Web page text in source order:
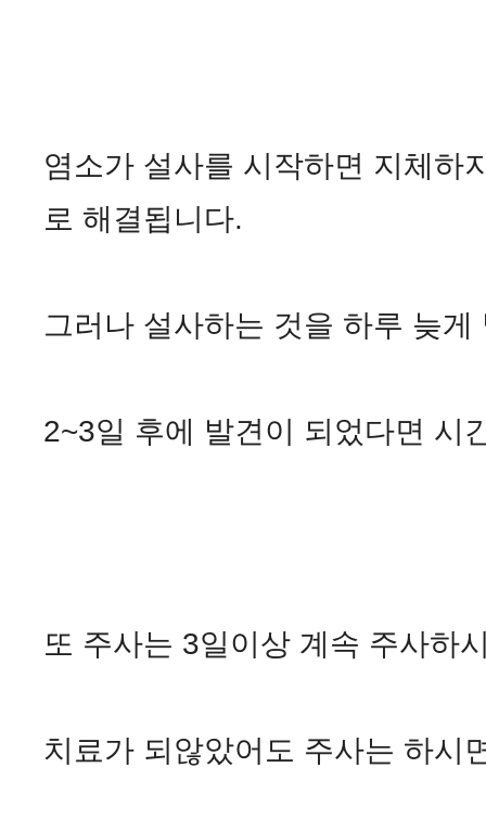
염소가 설사를 시작하면 지체하
로 해결됩니다.
그러나 설사하는 것을 하루 늦
2~3일 후에 발견이 되었다면 시
또 주사는 3일이상 계속 주사하
치료가 되않았어도 주사는 하시